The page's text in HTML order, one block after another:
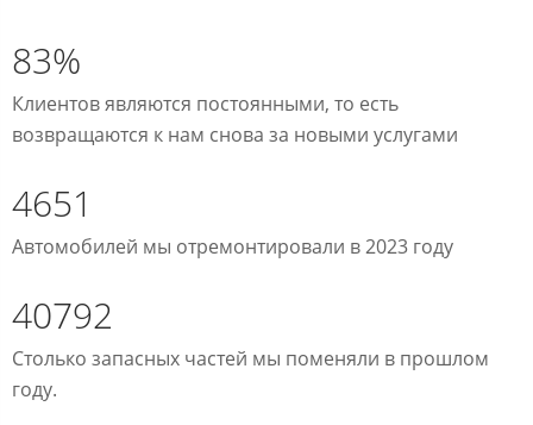
83%
Клиентов являются постоянными, то есть
возвращаются к нам снова за новыми услугами
4651
Автомобилей мы отремонтировали в 2023 году
40792
Столько запасных частей мы поменяли в прошлом
году.